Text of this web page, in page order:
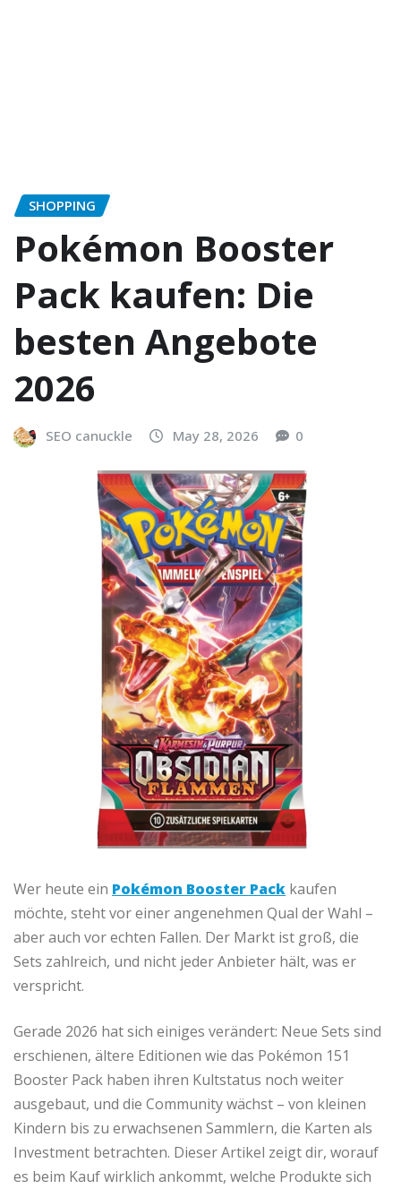
SHOPPING
Pokémon Booster
Pack kaufen: Die
besten Angebote
2026
SEO canuckle May 28, 2026 0
Wer heute ein Pokémon Booster Pack kaufen
möchte, steht vor einer angenehmen Qual der Wahl –
aber auch vor echten Fallen. Der Markt ist groß, die
Sets zahlreich, und nicht jeder Anbieter hält, was er
verspricht.
Gerade 2026 hat sich einiges verändert: Neue Sets sind
erschienen, ältere Editionen wie das Pokémon 151
Booster Pack haben ihren Kultstatus noch weiter
ausgebaut, und die Community wächst – von kleinen
Kindern bis zu erwachsenen Sammlern, die Karten als
Investment betrachten. Dieser Artikel zeigt dir, worauf
es beim Kauf wirklich ankommt, welche Produkte sich